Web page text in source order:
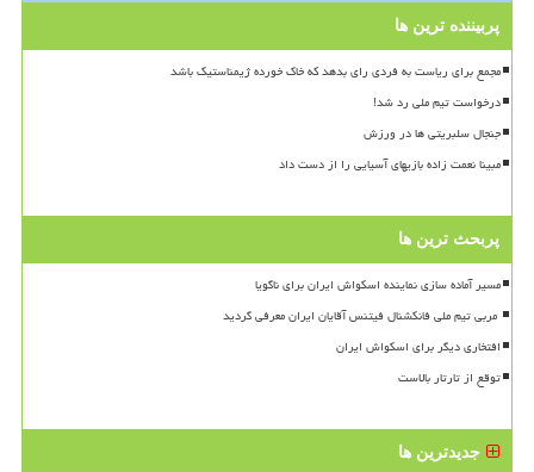
پربیننده ترین ها
مجمع برای ریاست به فردی رای بدهد که خاک خورده ژیمناستیک باشد
درخواست تیم ملی رد شد!
جنجال سلبریتی ها در ورزش
مبینا نعمت زاده بازیهای آسیایی را از دست داد
پربحث ترین ها
مسیر آماده سازی نماینده اسکواش ایران برای ناگویا
افتخاری دیگر برای اسکواش ایران
توقع از تارتار بالاست
جدیدترین ها